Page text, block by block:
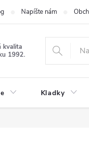
Napíšte nám
kvalita
1992.
Kladky